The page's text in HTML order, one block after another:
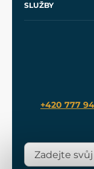
Velkoobchod
SLUŽBY
Meče pro
+420 777